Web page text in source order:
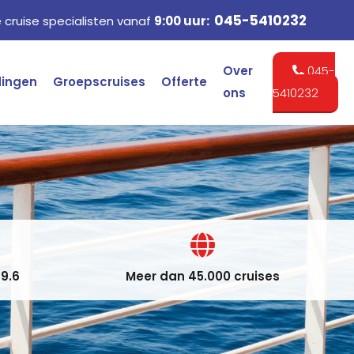
specialisten vanaf 9:00 uur: 045-5410232
Groepscruises Offerte
Over
ons
045-
5410232
Meer dan 45.000 cruises